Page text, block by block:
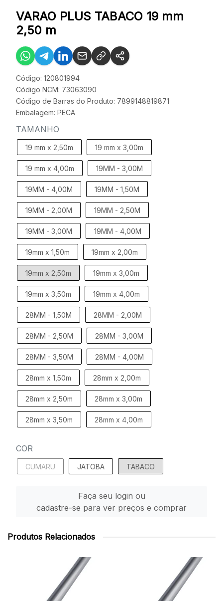
VARAO PLUS TABACO 19 mm
2,50 m
Código: 120801994
Código NCM: 73063090
Código de Barras do Produto: 7899148819871
Embalagem: PECA
TAMANHO
19 mm x 2,50m 19 mm x 3,00m
19 mm x 4,00m 19MM - 3,00M
19MM - 4,00M 19MM - 1,50M
19MM - 2,00M 19MM - 2,50M
19MM - 3,00M 19MM - 4,00M
19mm x 1,50m 19mm x 2,00m
19mm x 2,50m 19mm x 3,00m
19mm x 3,50m 19mm x 4,00m
28MM - 1,50M 28MM - 2,00M
28MM - 2,50M 28MM - 3,00M
28MM - 3,50M 28MM - 4,00M
28mm x 1,50m 28mm x 2,00m
28mm x 2,50m 28mm x 3,00m
28mm x 3,50m 28mm x 4,00m
COR
CUMARU JATOBA TABACO
Faça seu login ou
cadastre-se para ver preços e comprar
Produtos Relacionados